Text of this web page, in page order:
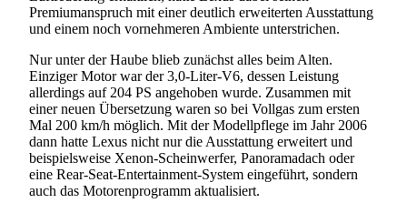
Premiumanspruch mit einer deutlich erweiterten Ausstattung
und einem noch vornehmeren Ambiente unterstrichen.
Nur unter der Haube blieb zunächst alles beim Alten.
Einziger Motor war der 3,0-Liter-V6, dessen Leistung
allerdings auf 204 PS angehoben wurde. Zusammen mit
einer neuen Übersetzung waren so bei Vollgas zum ersten
Mal 200 km/h möglich. Mit der Modellpflege im Jahr 2006
dann hatte Lexus nicht nur die Ausstattung erweitert und
beispielsweise Xenon-Scheinwerfer, Panoramadach oder
eine Rear-Seat-Entertainment-System eingeführt, sondern
auch das Motorenprogramm aktualisiert.